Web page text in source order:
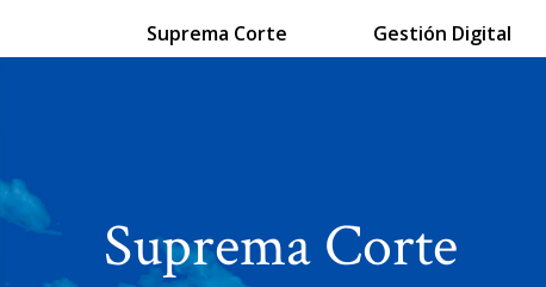
Suprema Corte Gestión Digital
Suprema Corte